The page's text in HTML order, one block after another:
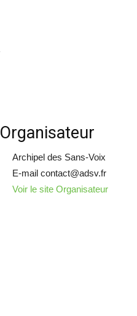
Organisateur
Archipel des Sans-Voix
E-mail contact@adsv.fr
Voir le site Organisateur